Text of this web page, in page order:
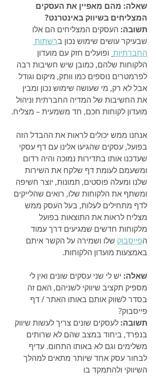
שאלה: מהם מאפיין את העסקים
המצליחים בשיווק באינטרנט?
תשובה: העסקים המצליחים הם אלו
שבעיקר עושים שימוש נכון ברשתות
החברתיות ופועלים חזק עם מועדון
הלקוחות שלהם, כמובן שיש חשיבות רבה
לפרמטרים נוספים כמו וותק, מיקום וגודל
אבל לא רק, מי שעושה שימוש נכון ומבין
את החשיבות של המדיה החברתית וניהול
מועדון לקוחות חכם, חד משמעית – מצליח.
אנחנו ממש יכולים לראות את ההבדל הזה
בפועל, עסקים שהגיעו אלינו עם דף עסקי
שעדכנו אותו בתדירות נמוכה והיה רדום
ומשעמם לעומת דף שלקח את השירות
שלנו ומעלה פוסטים, תמונות, יוצר חשיפה
ומשתף את הלקוחות שלו, רואים שהלייקים
לדף מתחילים לעלות, בעל העסק ממש
מצליח לראות את התוצאות בפועל
מלקוחות חדשים שמגיעים דרך עמוד
הפייסבוק שלו ושמירה על הקשר איתם
באמצעות מועדון הלקוחות.
שאלה: יש לי שני עסקים שונים ואין לי
מספיק תקציב שיווקי לשניהם, האם זה
בסדר לשווק אותם באותו האתר / דף
פייסבוק?
תשובה: לעסקים שונים צריך לעשות שיווק
בנפרד, ביחוד במצב שהם לא שרותים
משלימים וגם לא באותו התחום. עדיף
לבחור עסק אחד שיותר מתאים למהלך
השיווקי ולהתמקד בו